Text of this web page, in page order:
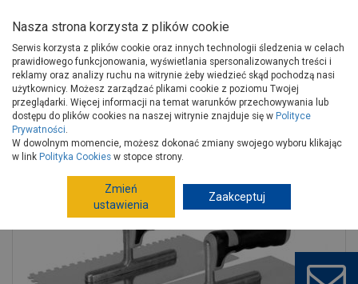
Strona główna Narzędzia
Narzędzia ręczne, warsztat
Narzędzia murarskie
Pace
Paca 280 mm 8x8 nierdzewna hartowanyowana 2k s-73208 STALCO
Nasza strona korzysta z plików cookie
Serwis korzysta z plików cookie oraz innych technologii śledzenia w celach
prawidłowego funkcjonowania, wyświetlania spersonalizowanych treści i
reklamy oraz analizy ruchu na witrynie żeby wiedzieć skąd pochodzą nasi
użytkownicy. Możesz zarządzać plikami cookie z poziomu Twojej
przeglądarki. Więcej informacji na temat warunków przechowywania lub
dostępu do plików cookies na naszej witrynie znajduje się w Polityce
Prywatności.
W dowolnym momencie, możesz dokonać zmiany swojego wyboru klikając
w link Polityka Cookies w stopce strony.
Zmień
ustawienia
Zaakceptuj